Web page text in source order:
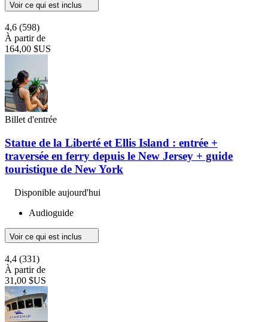
Voir ce qui est inclus
4,6 (598)
À partir de
164,00 $US
Billet d'entrée
Statue de la Liberté et Ellis Island : entrée +
traversée en ferry depuis le New Jersey + guide
touristique de New York
Disponible aujourd'hui
Audioguide
Voir ce qui est inclus
4,4 (331)
À partir de
31,00 $US